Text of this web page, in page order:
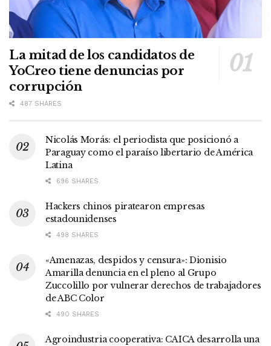
La mitad de los candidatos de
YoCreo tiene denuncias por
corrupción
487 SHARES
Nicolás Morás: el periodista que posicionó a
Paraguay como el paraíso libertario de América
Latina
696 SHARES
Hackers chinos piratearon empresas
estadounidenses
498 SHARES
«Amenazas, despidos y censura»: Dionisio
Amarilla denuncia en el pleno al Grupo
Zuccolillo por vulnerar derechos de trabajadores
de ABC Color
490 SHARES
Agroindustria cooperativa: CAICA desarrolla una